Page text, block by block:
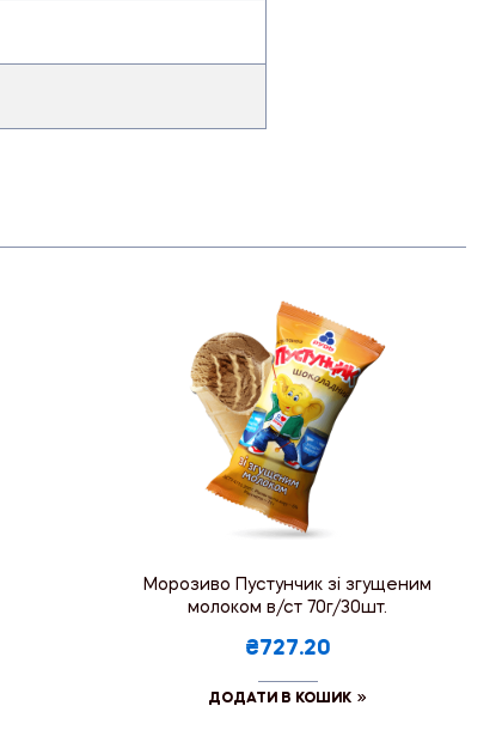
Морозиво Пустунчик зі згущеним
молоком в/ст 70г/30шт.
₴727.20
ДОДАТИ В КОШИК